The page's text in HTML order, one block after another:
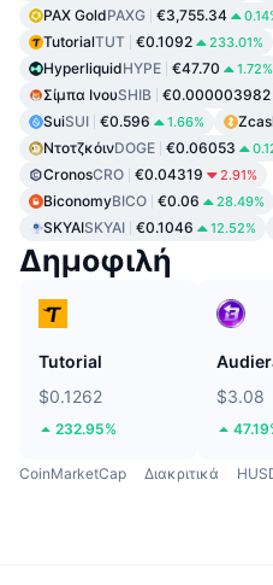
PAX GoldPAXG €3,755.34
TutorialTUT €0.1092 233.01%
HyperliquidHYPE €47.70 1.72%
Σίμπα ΙνουSHIB €0.000003982
SuiSUI €0.596 1.66%
ΝτοτζκόινDOGE €0.06053
CronosCRO €0.04319 2.91%
BiconomyBICO €0.06 28.49%
SKYAISKYAI €0.1046 12.52%
Δημοφιλή
Tutorial
$0.1262
232.95%
$3.08
CoinMarketCap Διακριτικά